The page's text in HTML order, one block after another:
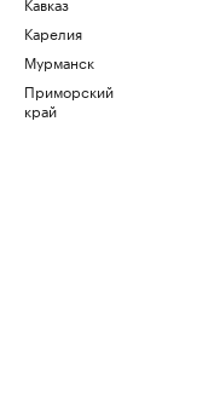
Карелия
Мурманск
Приморский
край